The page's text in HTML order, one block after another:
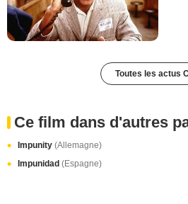
Toutes les actus
Ce film dans d'autres
Impunity (Allemagne)
Impunidad (Espagne)